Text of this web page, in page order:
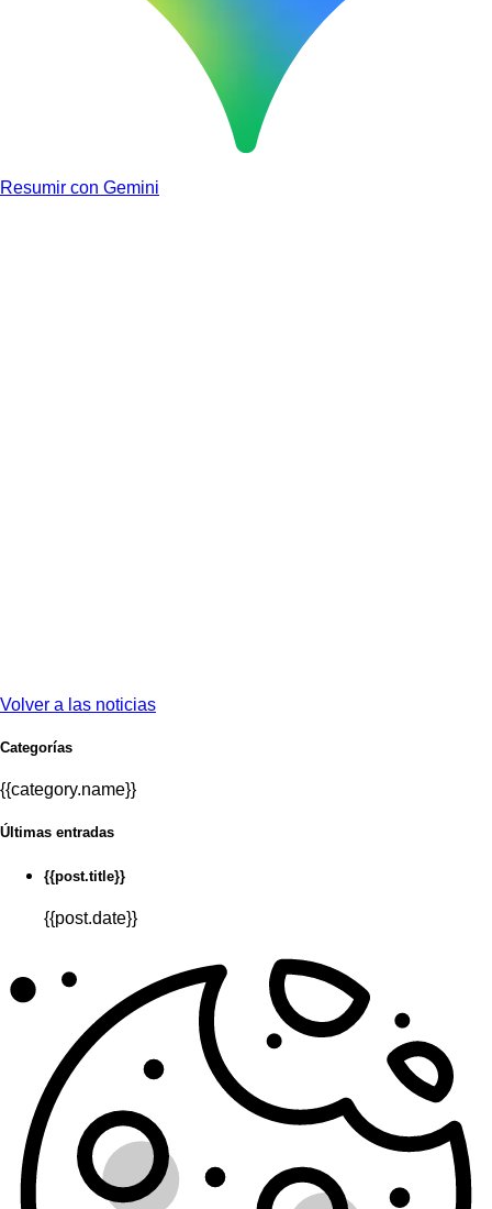
Resumir con Gemini
Volver a las noticias
Categorías
{{category.name}}
Últimas entradas
{{post.title}}
{{post.date}}